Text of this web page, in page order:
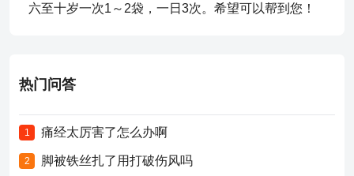
六至十岁一次1～2袋，一日3次。希望可以帮到您！
热门问答
1 痛经太厉害了怎么办啊
2 脚被铁丝扎了用打破伤风吗